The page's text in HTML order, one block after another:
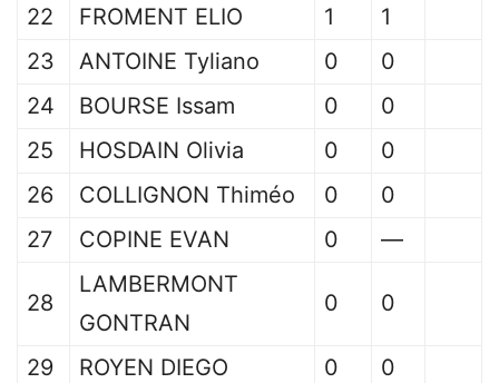
22
FROMENT ELIO 1
1
23
ANTOINE Tyliano 0
0
24
BOURSE Issam 0
0
25
HOSDAIN Olivia 0
0
26
COLLIGNON Thiméo 0
0
27
COPINE EVAN 0 —
28
LAMBERMONT
GONTRAN
0 0
29 ROYEN DIEGO 0
0